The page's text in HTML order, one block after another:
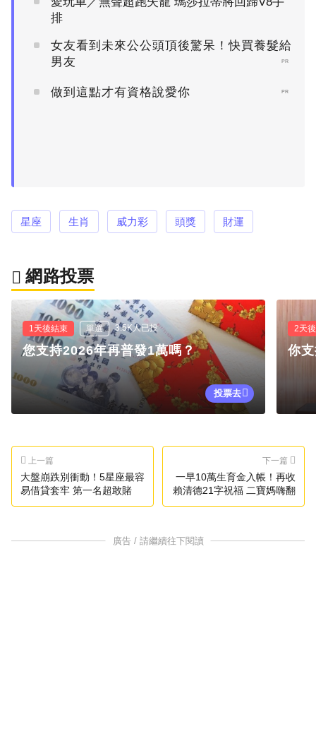
排
女友看到未來公公頭頂後驚呆！快買養髮給
男友
PR
做到這點才有資格說愛你 PR
星座 生肖 威力彩 頭獎 財運
網路投票
1天後結束 單選 3.5K人已投
您支持2026年再普發1萬嗎？
投票去
2天
你
上一篇
大盤崩跌別衝動！5星座最容
易借貸套牢 第一名超敢賭
下一篇
一早10萬生育金入帳！再收
賴清德21字祝福 二寶媽嗨翻
廣告 / 請繼續往下閱讀